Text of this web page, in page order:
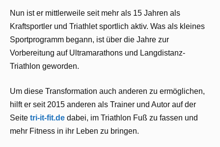
Nun ist er mittlerweile seit mehr als 15 Jahren als
Kraftsportler und Triathlet sportlich aktiv. Was als kleines
Sportprogramm begann, ist über die Jahre zur
Vorbereitung auf Ultramarathons und Langdistanz-
Triathlon geworden.
Um diese Transformation auch anderen zu ermöglichen,
hilft er seit 2015 anderen als Trainer und Autor auf der
Seite tri-it-fit.de dabei, im Triathlon Fuß zu fassen und
mehr Fitness in ihr Leben zu bringen.